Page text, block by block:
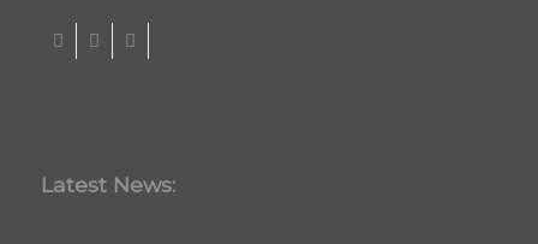
Latest News: